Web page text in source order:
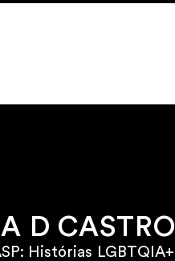
D CASTRO
Histórias LGBTQIA+